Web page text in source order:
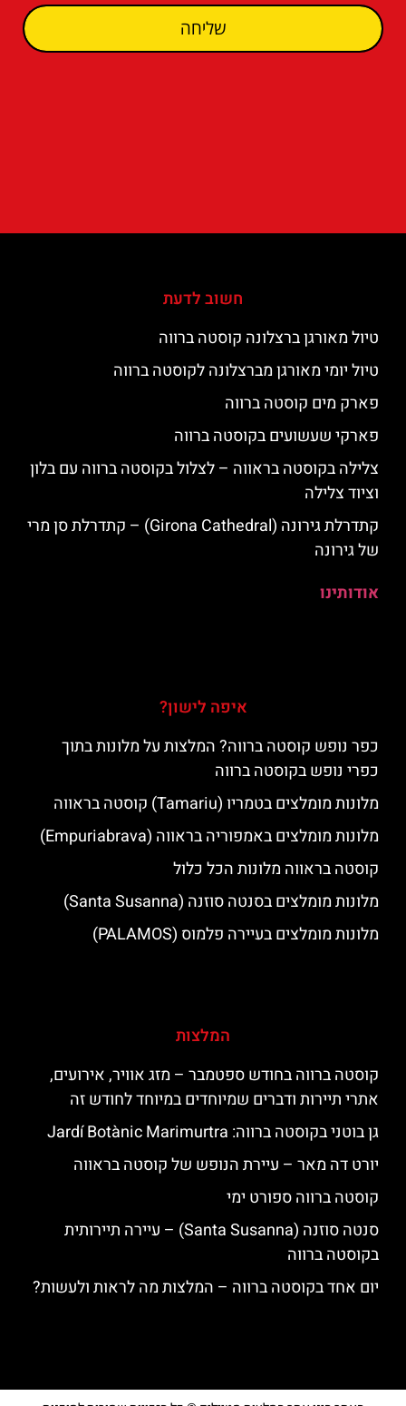
שליחה
חשוב לדעת
טיול מאורגן ברצלונה קוסטה ברווה
טיול יומי מאורגן מברצלונה לקוסטה ברווה
פארק מים קוסטה ברווה
פארקי שעשועים בקוסטה ברווה
צלילה בקוסטה בראווה – לצלול בקוסטה ברווה עם בלון
וציוד צלילה
קתדרלת גירונה (Girona Cathedral) – קתדרלת סן מרי
של גירונה
אודותינו
איפה לישון?
כפר נופש קוסטה ברווה? המלצות על מלונות בתוך
כפרי נופש בקוסטה ברווה
מלונות מומלצים בטמריו (Tamariu) קוסטה בראווה
מלונות מומלצים באמפוריה בראווה (Empuriabrava)
קוסטה בראווה מלונות הכל כלול
מלונות מומלצים בסנטה סוזנה (Santa Susanna)
מלונות מומלצים בעיירה פלמוס (PALAMOS)
המלצות
קוסטה ברווה בחודש ספטמבר – מזג אוויר, אירועים,
אתרי תיירות ודברים שמיוחדים במיוחד לחודש זה
גן בוטני בקוסטה ברווה: ‪‪Jardí Botànic Marimurtra‬‬
יורט דה מאר – עיירת הנופש של קוסטה בראווה
קוסטה ברווה ספורט ימי
סנטה סוזנה (Santa Susanna) – עיירה תיירותית
בקוסטה ברווה
יום אחד בקוסטה ברווה – המלצות מה לראות ולעשות?